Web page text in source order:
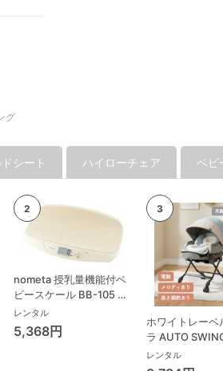
グ
シート ハイローチェア ベビ
nometa 授乳量機能付ベ
ビースケール BB-105 タ
ニタ(TANITA) ベビースケ
ール・体重計
レンタル
5,368円
ホワイトレーベ
ラ AUTO
Long スリープ
コンビ(Combi)
レンタル